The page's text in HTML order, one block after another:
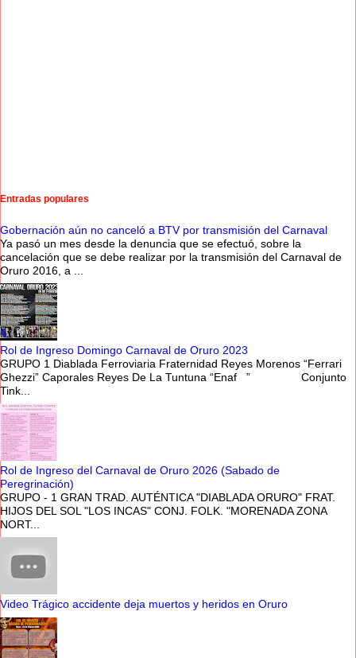
Entradas populares
Gobernación aún no canceló a BTV por transmisión del Carnaval
Ya pasó un mes desde la denuncia que se efectuó, sobre la
cancelación que se debe realizar por la transmisión del Carnaval de
Oruro 2016, a ...
Rol de Ingreso Domingo Carnaval de Oruro 2023
GRUPO 1 Diablada Ferroviaria Fraternidad Reyes Morenos “Ferrari
Ghezzi” Caporales Reyes De La Tuntuna “Enaf ” Conjunto
Tink...
Rol de Ingreso del Carnaval de Oruro 2026 (Sabado de
Peregrinación)
GRUPO - 1 GRAN TRAD. AUTÉNTICA "DIABLADA ORURO" FRAT.
HIJOS DEL SOL "LOS INCAS" CONJ. FOLK. "MORENADA ZONA
NORT...
Video Trágico accidente deja muertos y heridos en Oruro